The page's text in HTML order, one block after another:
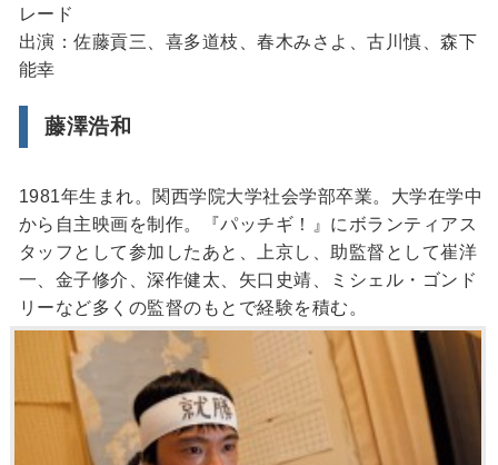
レード
出演：佐藤貢三、喜多道枝、春木みさよ、古川慎、森下
能幸
藤澤浩和
1981年生まれ。関西学院大学社会学部卒業。大学在学中
から自主映画を制作。『パッチギ！』にボランティアス
タッフとして参加したあと、上京し、助監督として崔洋
一、金子修介、深作健太、矢口史靖、ミシェル・ゴンド
リーなど多くの監督のもとで経験を積む。